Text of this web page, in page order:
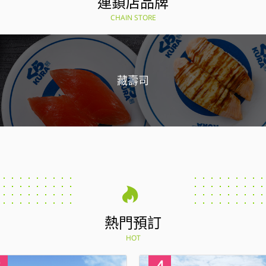
CHAIN STORE
藏壽司
熱門預訂
HOT